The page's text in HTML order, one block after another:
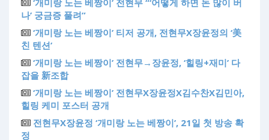
‘개미랑 노는 베짱이’ 전현무 “‘어떻게 하면 돈 많이 버
나’ 궁금증 풀려”
‘개미랑 노는 베짱이’ 티저 공개, 전현무X장윤정의 ‘美
친 텐션’
‘개미랑 노는 베짱이’ 전현무→장윤정, ‘힐링+재미’ 다
잡을 新조합
‘개미랑 노는 베짱이’ 전현무X장윤정X김수찬X김민아,
힐링 케미 포스터 공개
전현무X장윤정 ‘개미랑 노는 베짱이’, 21일 첫 방송 확
정